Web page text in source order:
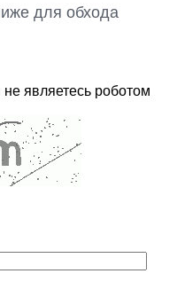
для обхода
являетесь роботом